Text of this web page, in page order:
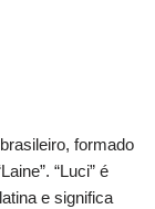
formado
“Luci” é
e significa